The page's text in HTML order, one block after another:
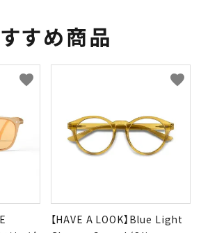
すめ商品
favorite
【HAVE A LOOK】Blue Light
favorite